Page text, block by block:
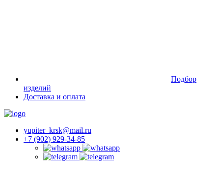
Подбор
изделий
Доставка и оплата
yupiter_krsk@mail.ru
+7 (902) 929-34-85